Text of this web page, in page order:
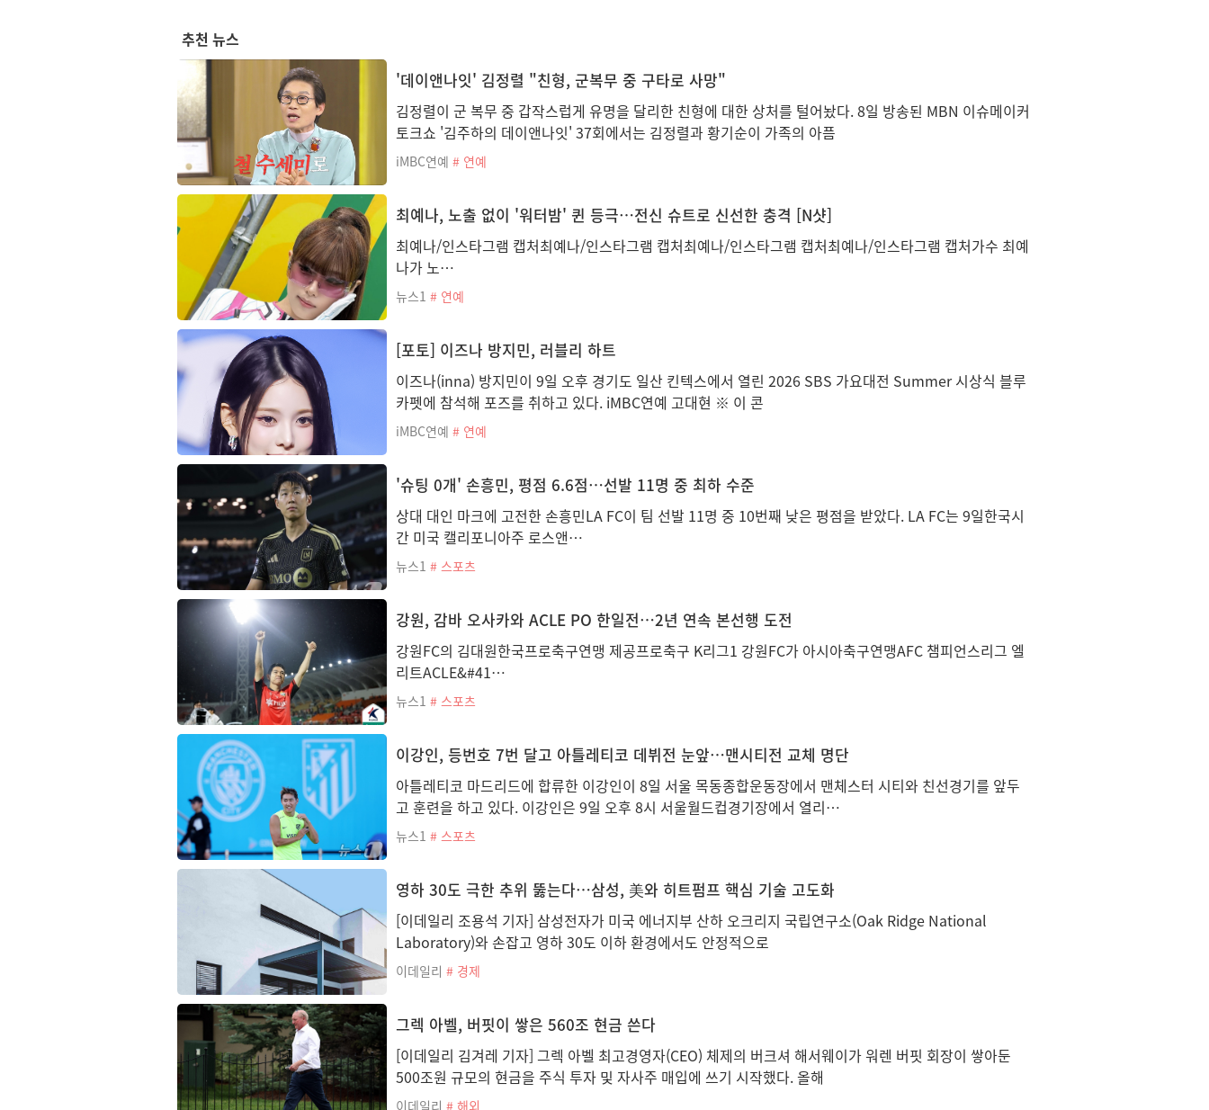
추천 뉴스
'데이앤나잇' 김정렬 "친형, 군복무 중 구타로 사망"
김정렬이 군 복무 중 갑작스럽게 유명을 달리한 친형에 대한 상처를 털어놨다. 8일 방송된 MBN 이슈메이커
토크쇼 '김주하의 데이앤나잇' 37회에서는 김정렬과 황기순이 가족의 아픔
iMBC연예 # 연예
최예나, 노출 없이 '워터밤' 퀸 등극…전신 슈트로 신선한 충격 [N샷]
최예나/인스타그램 캡처최예나/인스타그램 캡처최예나/인스타그램 캡처최예나/인스타그램 캡처가수 최예
나가 노…
뉴스1 # 연예
[포토] 이즈나 방지민, 러블리 하트
이즈나(inna) 방지민이 9일 오후 경기도 일산 킨텍스에서 열린 2026 SBS 가요대전 Summer 시상식 블루
카펫에 참석해 포즈를 취하고 있다. iMBC연예 고대현 ※ 이 콘
iMBC연예 # 연예
'슈팅 0개' 손흥민, 평점 6.6점…선발 11명 중 최하 수준
상대 대인 마크에 고전한 손흥민LA FC이 팀 선발 11명 중 10번째 낮은 평점을 받았다. LA FC는 9일한국시
간 미국 캘리포니아주 로스앤…
뉴스1 # 스포츠
강원, 감바 오사카와 ACLE PO 한일전…2년 연속 본선행 도전
강원FC의 김대원한국프로축구연맹 제공프로축구 K리그1 강원FC가 아시아축구연맹AFC 챔피언스리그 엘
리트ACLE&#41…
뉴스1 # 스포츠
이강인, 등번호 7번 달고 아틀레티코 데뷔전 눈앞…맨시티전 교체 명단
아틀레티코 마드리드에 합류한 이강인이 8일 서울 목동종합운동장에서 맨체스터 시티와 친선경기를 앞두
고 훈련을 하고 있다. 이강인은 9일 오후 8시 서울월드컵경기장에서 열리…
뉴스1 # 스포츠
영하 30도 극한 추위 뚫는다…삼성, 美와 히트펌프 핵심 기술 고도화
[이데일리 조용석 기자] 삼성전자가 미국 에너지부 산하 오크리지 국립연구소(Oak Ridge National
Laboratory)와 손잡고 영하 30도 이하 환경에서도 안정적으로
이데일리 # 경제
그렉 아벨, 버핏이 쌓은 560조 현금 쓴다
[이데일리 김겨레 기자] 그렉 아벨 최고경영자(CEO) 체제의 버크셔 해서웨이가 워렌 버핏 회장이 쌓아둔
500조원 규모의 현금을 주식 투자 및 자사주 매입에 쓰기 시작했다. 올해
이데일리 # 해외